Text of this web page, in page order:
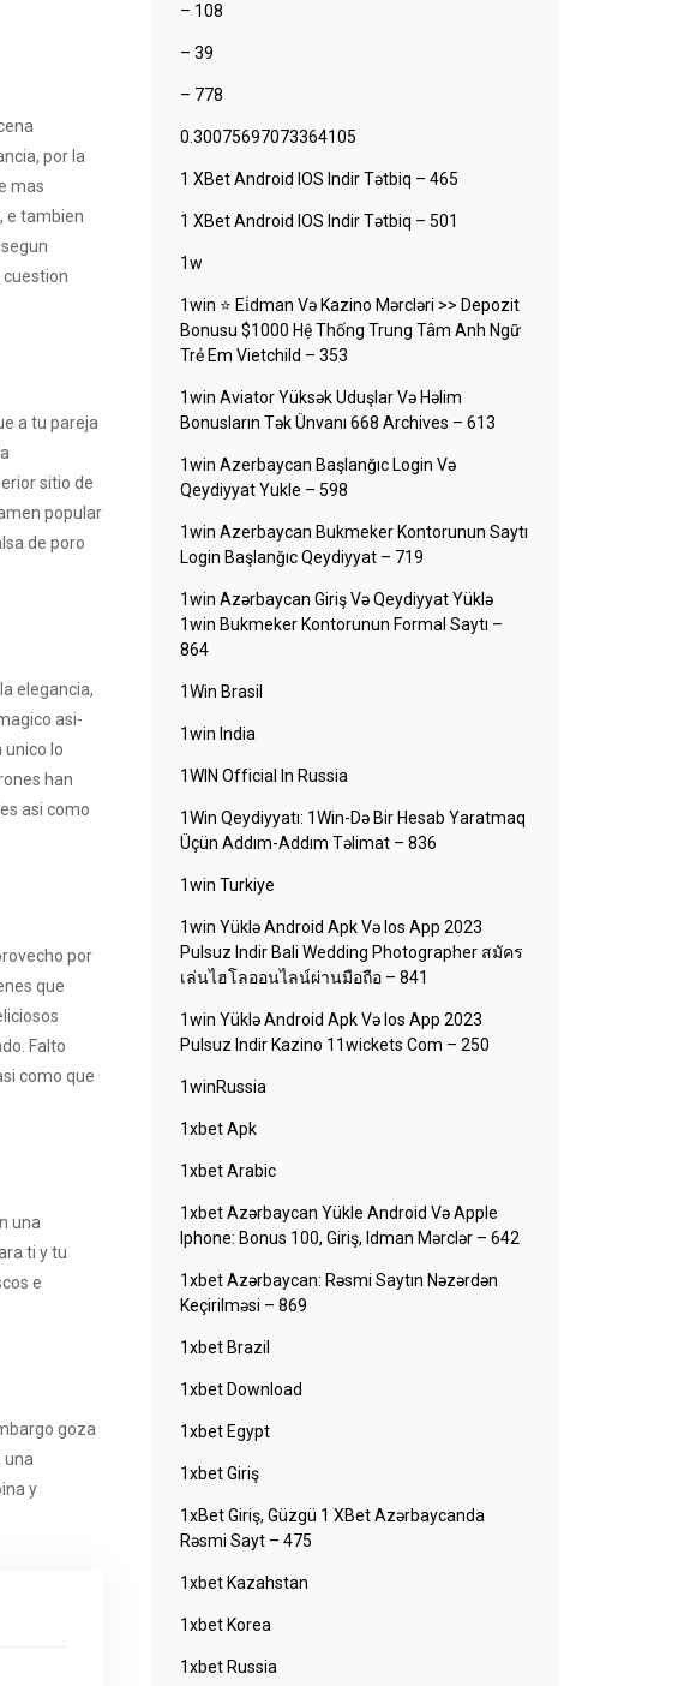
por la
mas
e tambien
cuestion
a tu pareja
sitio de
popular
de poro
elegancia,
asi­
unico lo
han
asi­ como
por
que
Falto
como que
una
ti y tu
e
goza
una
y
– 108
– 39
– 778
0.30075697073364105
1 XBet Android IOS Indir Tətbiq – 465
1 XBet Android IOS Indir Tətbiq – 501
1w
1win ⭐ Ei̇dman Və Kazino Mərcləri >> Depozit
Bonusu $1000 Hệ Thống Trung Tâm Anh Ngữ
Trẻ Em Vietchild – 353
1win Aviator Yüksək Uduşlar Və Həlim
Bonusların Tək Ünvanı 668 Archives – 613
1win Azerbaycan Başlanğıc Login Və
Qeydiyyat Yukle – 598
1win Azerbaycan Bukmeker Kontorunun Saytı
Login Başlanğıc Qeydiyyat – 719
1win Azərbaycan Giriş Və Qeydiyyat Yüklə
1win Bukmeker Kontorunun Formal Saytı –
864
1Win Brasil
1win India
1WIN Official In Russia
1Win Qeydiyyatı: 1Win-Də Bir Hesab Yaratmaq
Üçün Addım-Addım Təlimat – 836
1win Turkiye
1win Yüklə Android Apk Və Ios App 2023
Pulsuz Indir Bali Wedding Photographer สมัคร
เล่นไฮโลออนไลน์ผ่านมือถือ – 841
1win Yüklə Android Apk Və Ios App 2023
Pulsuz Indir Kazino 11wickets Com – 250
1winRussia
1xbet Apk
1xbet Arabic
1xbet Azərbaycan Yükle Android Və Apple
Iphone: Bonus 100, Giriş, Idman Mərclər – 642
1xbet Azərbaycan: Rəsmi Saytın Nəzərdən
Keçirilməsi – 869
1xbet Brazil
1xbet Download
1xbet Egypt
1xbet Giriş
1xBet Giriş, Güzgü 1 XBet Azərbaycanda
Rəsmi Sayt – 475
1xbet Kazahstan
1xbet Korea
1xbet Russia